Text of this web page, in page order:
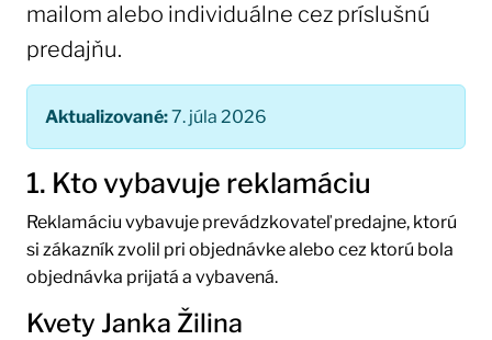
mailom alebo individuálne cez príslušnú
predajňu.
Aktualizované:7. júla 2026
1. Kto vybavuje reklamáciu
Reklamáciu vybavuje prevádzkovateľ predajne, ktorú
si zákazník zvolil pri objednávke alebo cez ktorú bola
objednávka prijatá a vybavená.
Kvety Janka Žilina